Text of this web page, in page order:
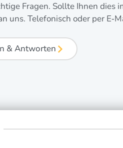
Fra­gen. Soll­te Ihnen
uns. Tele­fo­nisch oder per
& Antworten